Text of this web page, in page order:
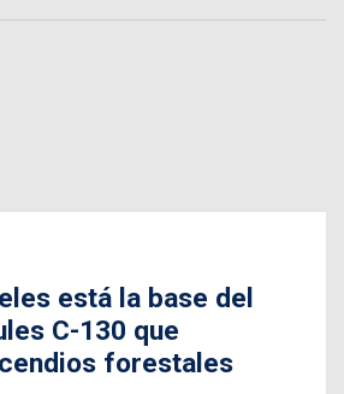
está la base del
C-130 que
forestales